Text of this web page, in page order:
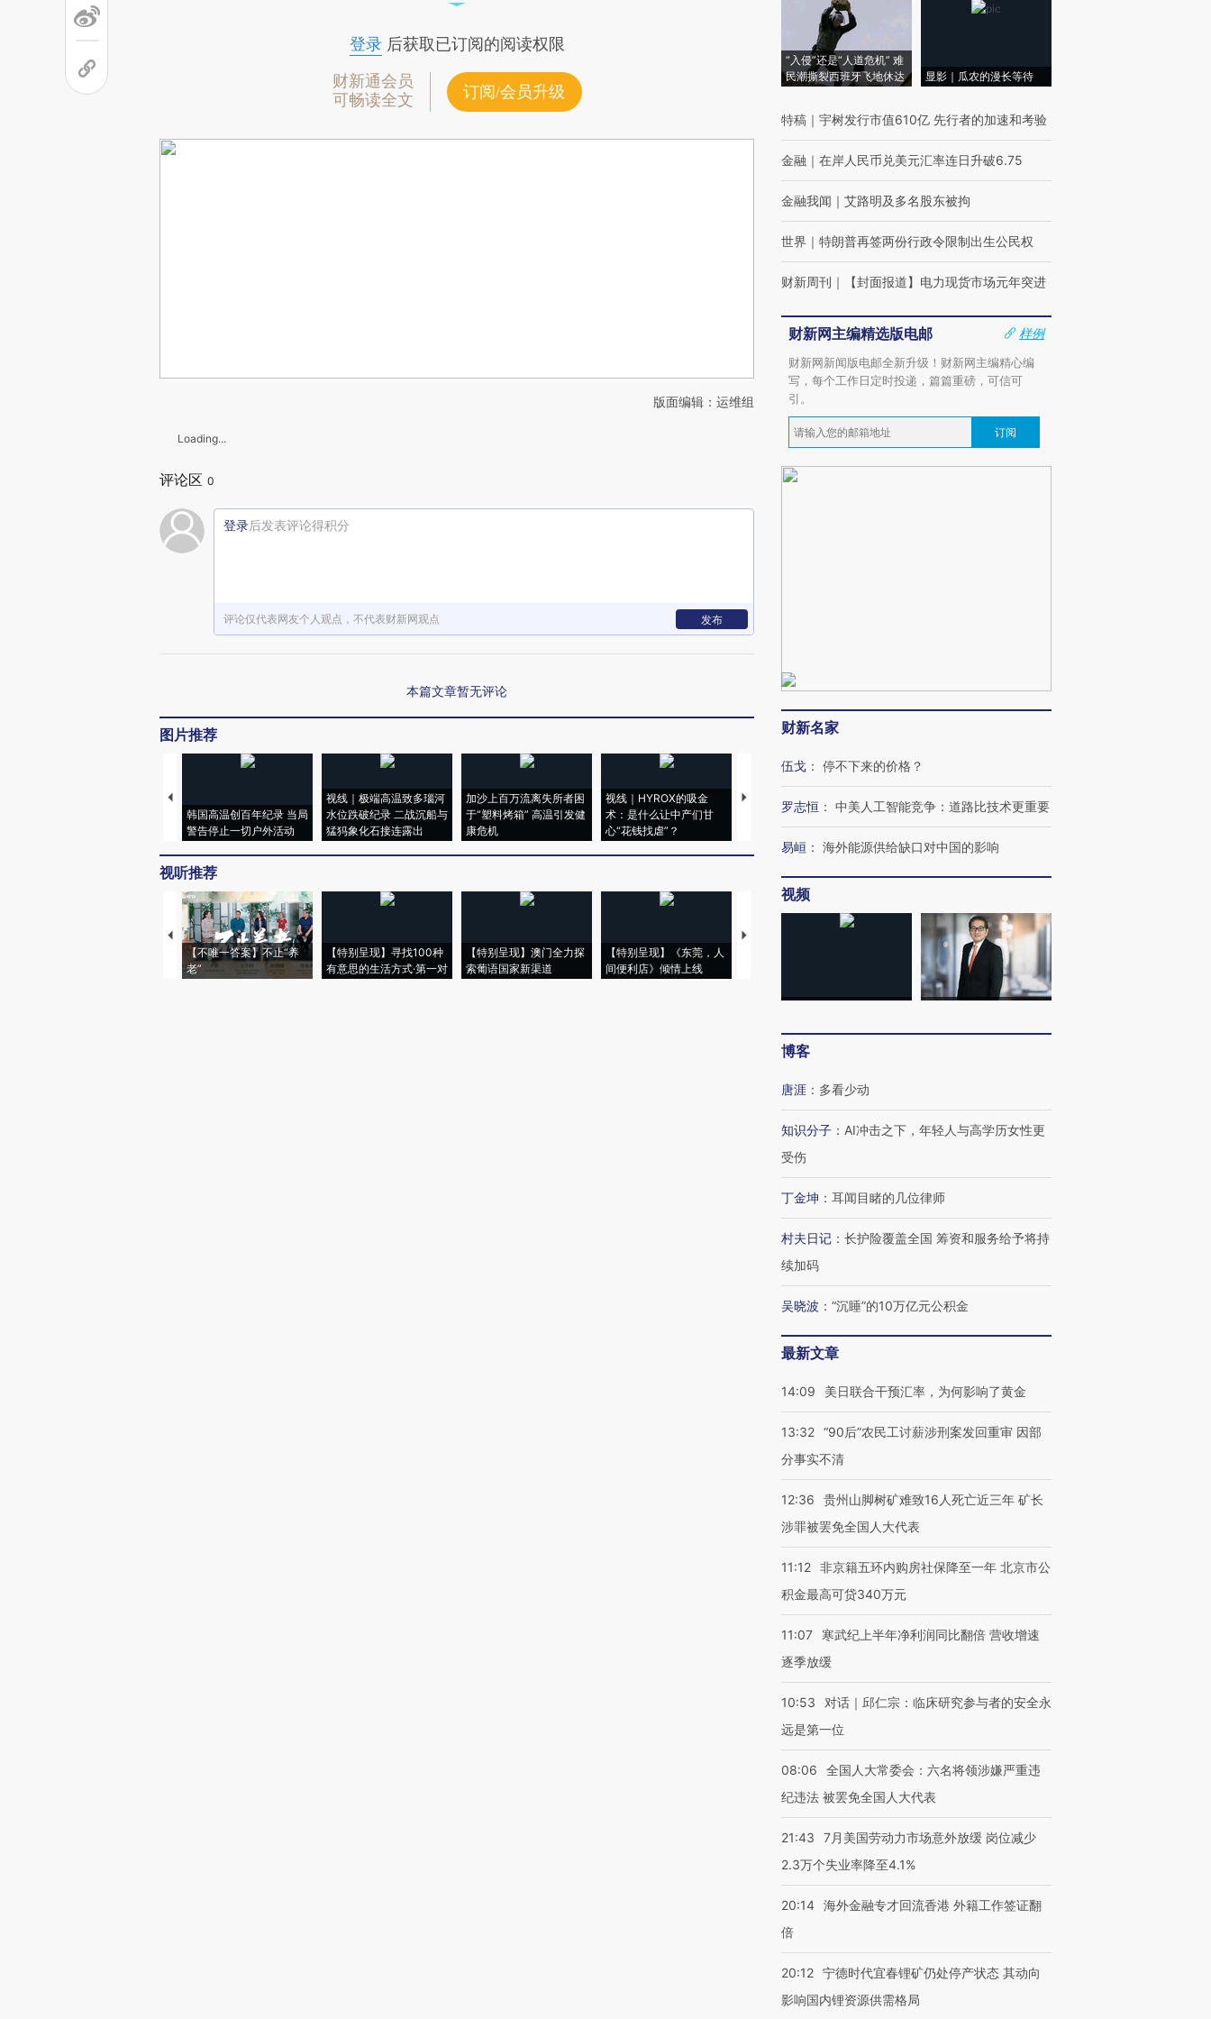
登录后获取已订阅的阅读权限
财新通会员
可畅读全文
订阅/会员升级
版面编辑：运维组
Loading...
评论区 0
登录后发表评论得积分
评论仅代表网友个人观点，不代表财新网观点 发布
本篇文章暂无评论
图片推荐
韩国高温创百年纪录 当局
警告停止一切户外活动
视线｜极端高温致多瑙河
水位跌破纪录 二战沉船与
猛犸象化石接连露出
加沙上百万流离失所者困
于“塑料烤箱” 高温引发健
康危机
视线｜HYROX的吸金
术：是什么让中产们甘
心“花钱找虐”？
马航飞行员跨国走私7万
粒摇头丸 尿检体内含3种
视线｜被称为“蟑螂”的印
度Z世代 用街头抗争将教
育部长拱下台
视线｜“入侵”还是“人道危
机”？难民潮撕裂西班牙
飞地休达
视听推荐
【不唯一答案】不止“养
老”
【特别呈现】寻找100种
有意思的生活方式·第一对
【特别呈现】澳门全力探
索葡语国家新渠道
【特别呈现】《东莞，人
间便利店》倾情上线
【推广】走进第四届链博
【特别呈现】寻找100种
有意思的生活方式·第三对
【商旅对话】华住集团
住三大增长引擎是什么？
“入侵”还是“人道危机” 难
民潮撕裂西班牙飞地休达
显影｜瓜农的漫长等待
特稿 ｜ 宇树发行市值610亿 先行者的加速和考验
金融 ｜ 在岸人民币兑美元汇率连日升破6.75
金融我闻 ｜ 艾路明及多名股东被拘
世界 ｜ 特朗普再签两份行政令限制出生公民权
财新周刊 ｜ 【封面报道】电力现货市场元年突进
财新网主编精选版电邮
样例
财新网新闻版电邮全新升级！财新网主编精心编
写，每个工作日定时投递，篇篇重磅，可信可
引。
订阅
财新名家
伍戈 ： 停不下来的价格？
罗志恒 ： 中美人工智能竞争：道路比技术更重要
易峘 ： 海外能源供给缺口对中国的影响
视频
博客
唐涯 ： 多看少动
知识分子 ： AI冲击之下，年轻人与高学历女性更
受伤
丁金坤 ： 耳闻目睹的几位律师
村夫日记 ： 长护险覆盖全国 筹资和服务给予将持
续加码
吴晓波 ： “沉睡”的10万亿元公积金
最新文章
14:09 美日联合干预汇率，为何影响了黄金
13:32 “90后”农民工讨薪涉刑案发回重审 因部
分事实不清
12:36
贵州山脚树矿难致16人死亡近三年 矿长
涉罪被罢免全国人大代表
11:12 非京籍五环内购房社保降至一年 北京市公
积金最高可贷340万元
11:07
寒武纪上半年净利润同比翻倍 营收增速
逐季放缓
10:53
对话｜邱仁宗：临床研究参与者的安全永
远是第一位
08:06
全国人大常委会：六名将领涉嫌严重违
纪违法 被罢免全国人大代表
21:43
7月美国劳动力市场意外放缓 岗位减少
2.3万个失业率降至4.1%
20:14 海外金融专才回流香港 外籍工作签证翻
倍
20:12 宁德时代宜春锂矿仍处停产状态 其动向
影响国内锂资源供需格局